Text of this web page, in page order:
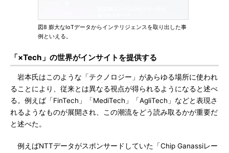
図8 膨大なIoTデータからインテリジェンスを取り出した事
例といえる。
「×Tech」の世界がインサイトを提供する
岩本氏はこのような「テクノロジー」があらゆる場所に使われ
ることにより、従来とは異なる視点が得られるようになると述べ
る。例えば「FinTech」「MediTech」「AgliTech」などと表現さ
れるようなものが展開され、この潮流をどう読み取るかが重要だ
と述べた。
例えばNTTデータがスポンサードしていた「Chip Ganassiレー